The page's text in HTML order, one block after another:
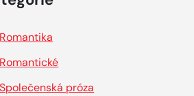
Romantika
Romantické
Společenská próza